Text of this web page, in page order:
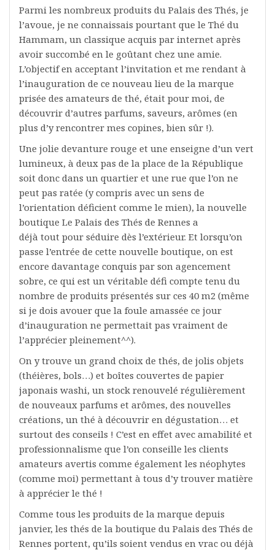
Parmi les nombreux produits du Palais des Thés, je
l’avoue, je ne connaissais pourtant que le Thé du
Hammam, un classique acquis par internet après
avoir succombé en le goûtant chez une amie.
L’objectif en acceptant l’invitation et me rendant à
l’inauguration de ce nouveau lieu de la marque
prisée des amateurs de thé, était pour moi, de
découvrir d’autres parfums, saveurs, arômes (en
plus d’y rencontrer mes copines, bien sûr !).
Une jolie devanture rouge et une enseigne d’un vert
lumineux, à deux pas de la place de la République
soit donc dans un quartier et une rue que l’on ne
peut pas ratée (y compris avec un sens de
l’orientation déficient comme le mien), la nouvelle
boutique Le Palais des Thés de Rennes a
déjà tout pour séduire dès l’extérieur. Et lorsqu’on
passe l’entrée de cette nouvelle boutique, on est
encore davantage conquis par son agencement
sobre, ce qui est un véritable défi compte tenu du
nombre de produits présentés sur ces 40 m2 (même
si je dois avouer que la foule amassée ce jour
d’inauguration ne permettait pas vraiment de
l’apprécier pleinement^^).
On y trouve un grand choix de thés, de jolis objets
(théières, bols…) et boîtes couvertes de papier
japonais washi, un stock renouvelé régulièrement
de nouveaux parfums et arômes, des nouvelles
créations, un thé à découvrir en dégustation… et
surtout des conseils ! C’est en effet avec amabilité et
professionnalisme que l’on conseille les clients
amateurs avertis comme également les néophytes
(comme moi) permettant à tous d’y trouver matière
à apprécier le thé !
Comme tous les produits de la marque depuis
janvier, les thés de la boutique du Palais des Thés de
Rennes portent, qu’ils soient vendus en vrac ou déjà